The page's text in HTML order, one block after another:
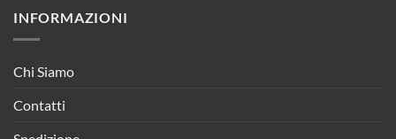
INFORMAZIONI
Chi Siamo
Contatti